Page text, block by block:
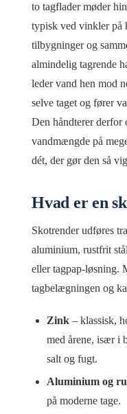
to tagflader møder
typisk ved vinkler på
tilbygninger og
almindelig tagrende
leder vand hen mod
selve taget og fører
Den håndterer derfor
vandmængde på
dét, der gør den så
Hvad er en
Skotrender udføres
aluminium, rustfrit
eller tagpap-løsning.
tagbelægningen og
Zink– klassisk,
med årene, især i
salt og fugt.
Aluminium og
på moderne tage.